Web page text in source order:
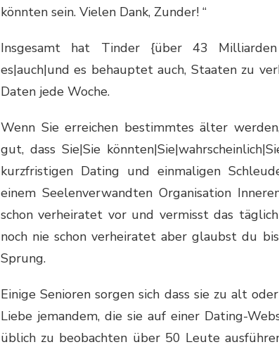
könnten sein. Vielen Dank, Zunder! “
Insgesamt hat Tinder {über 43 Milliarden
es|auch|und es behauptet auch, Staaten zu
Daten jede Woche.
Wenn Sie erreichen bestimmtes älter
gut, dass Sie|Sie
kurzfristigen Dating und einmaligen
einem Seelenverwandten Organisation
schon verheiratet vor und vermisst das
noch nie schon verheiratet aber glaubst du
Sprung.
Einige Senioren sorgen sich dass sie zu alt
Liebe jemandem, die sie auf einer Dating-
üblich zu beobachten über 50 Leute